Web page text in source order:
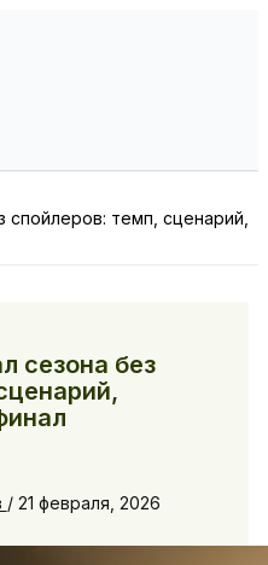
спойлеров: темп, сценарий,
сезона без
/ 21 февраля, 2026